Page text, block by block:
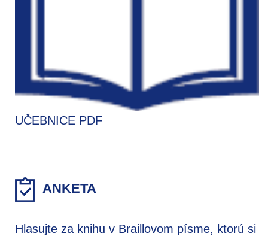
UČEBNICE PDF
ANKETA
Hlasujte za knihu v Braillovom písme, ktorú si